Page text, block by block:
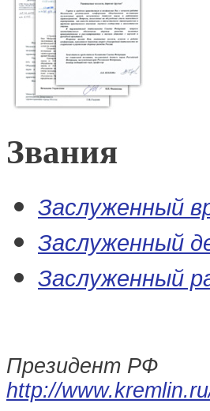
Звания
Заслуженный
Заслуженный
Заслуженный
Президент РФ
http://